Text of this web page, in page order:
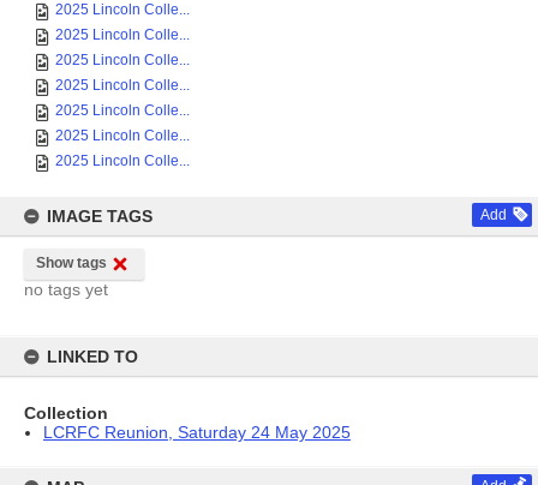
2025 Lincoln Colle...
2025 Lincoln Colle...
2025 Lincoln Colle...
2025 Lincoln Colle...
2025 Lincoln Colle...
2025 Lincoln Colle...
2025 Lincoln Colle...
IMAGE TAGS Add
Show tags
no tags yet
LINKED TO
Collection
LCRFC Reunion, Saturday 24 May 2025